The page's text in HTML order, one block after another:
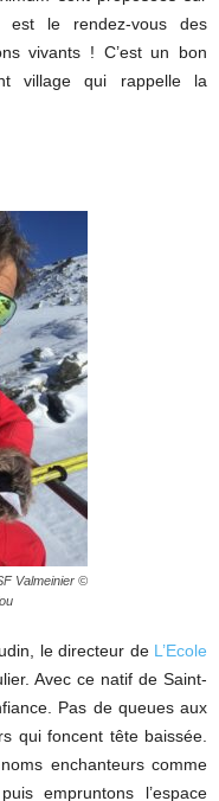
est le rendez-vous des
vivants ! C’est un bon
village qui rappelle la
Valmeinier ©
le directeur de L’Ecole
Avec ce natif de Saint-
Pas de queues aux
qui foncent tête baissée.
enchanteurs comme
empruntons l’espace